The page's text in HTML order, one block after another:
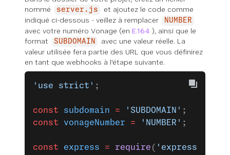
nommé
server.js
et ajoutez le code comme
indiqué ci-dessous - veillez à remplacer
NUMBER
avec votre numéro Vonage (en E.164 ), ainsi que le
format
SUBDOMAIN
avec une valeur réelle. La
valeur utilisée fera partie des URL que vous définirez
en tant que webhooks à l'étape suivante.
'use strict' ;
const subdomain = 'SUBDOMAIN' ;
const vonageNumber = 'NUMBER' ;
const express = require ( 'express'